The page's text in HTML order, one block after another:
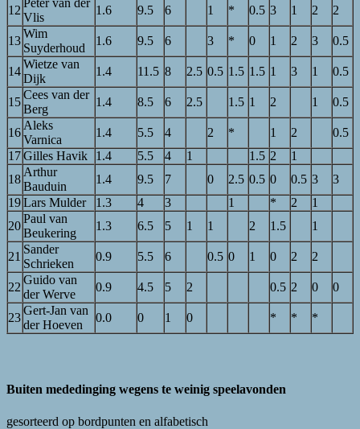
12
Vlis
1.6 9.5 6 1 * 0.5 3 1 2 2
13
Wim
Suyderhoud
1.6 9.5 6 3 * 0 1 2 3 0.5
14
Wietze van
Dijk
1.4 11.5 8 2.5 0.5 1.5 1.5 1 3 1 0.5
15
Cees van der
Berg
1.4 8.5 6 2.5 1.5 1 2 1 0.5
16
Aleks
Varnica
1.4 5.5 4 2 * 1 2
0.5
17Gilles Havik 1.4 5.5 4 1 1.5 2
1
18
Arthur
Bauduin
1.4 9.5 7 0 2.5 0.5 0 0.5 3
3
19Lars Mulder 1.3 4 3 1 * 2
1
20
Paul van
Beukering
1.3 6.5 5 1 1 2 1.5 1
21
Sander
Schrieken
0.9 5.5 6 0.5 0 1 0 2 2
22
Guido van
der Werve
0.9 4.5 5 2 0.5 2 0 0
23
Gert-Jan van
der Hoeven
0.0 0 1 0 * * *
Buiten mededinging wegens te weinig speelavonden
gesorteerd op bordpunten en alfabetisch